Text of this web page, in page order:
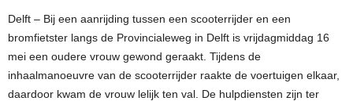
Delft – Bij een aanrijding tussen een scooterrijder en een
bromfietster langs de Provincialeweg in Delft is vrijdagmiddag 16
mei een oudere vrouw gewond geraakt. Tijdens de
inhaalmanoeuvre van de scooterrijder raakte de voertuigen elkaar,
daardoor kwam de vrouw lelijk ten val. De hulpdiensten zijn ter